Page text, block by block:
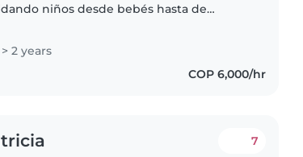
niños desde bebés hasta de
hacer manualidades..
2 years
COP 6,000/hr
7